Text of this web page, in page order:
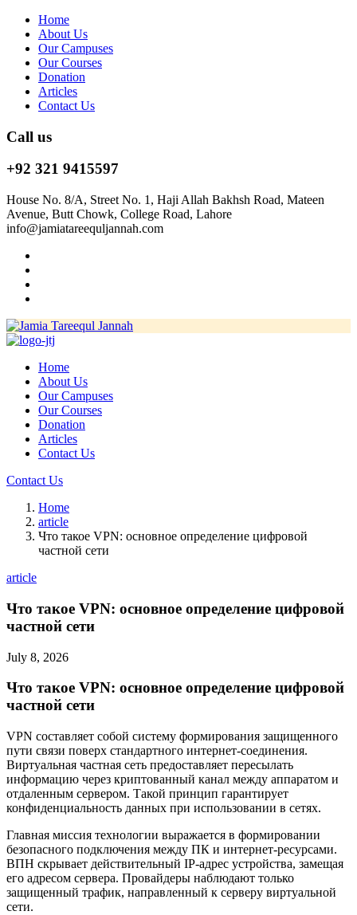
Home
About Us
Our Campuses
Our Courses
Donation
Articles
Contact Us
Call us
+92 321 9415597
House No. 8/A, Street No. 1, Haji Allah Bakhsh Road, Mateen
Avenue, Butt Chowk, College Road, Lahore
info@jamiatareequljannah.com
Home
About Us
Our Campuses
Our Courses
Donation
Articles
Contact Us
Contact Us
Home
article
Что такое VPN: основное определение цифровой
частной сети
article
Что такое VPN: основное определение цифровой
частной сети
July 8, 2026
Что такое VPN: основное определение цифровой
частной сети
VPN составляет собой систему формирования защищенного
пути связи поверх стандартного интернет-соединения.
Виртуальная частная сеть предоставляет пересылать
информацию через криптованный канал между аппаратом и
отдаленным сервером. Такой принцип гарантирует
конфиденциальность данных при использовании в сетях.
Главная миссия технологии выражается в формировании
безопасного подключения между ПК и интернет-ресурсами.
ВПН скрывает действительный IP-адрес устройства, замещая
его адресом сервера. Провайдеры наблюдают только
защищенный трафик, направленный к серверу виртуальной
сети.